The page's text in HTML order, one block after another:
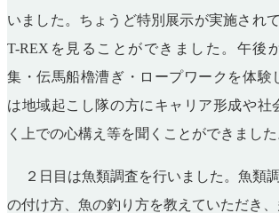
いました。ちょうど特別展示が実施されて
T-REX を見ることができました。午後
集・伝馬船櫓漕ぎ・ロープワークを体験
は地域起こし隊の方にキャリア形成や社
く上での心構え等を聞くことができました
２日目は魚類調査を行いました。魚類
の付け方、魚の釣り方を教えていただき